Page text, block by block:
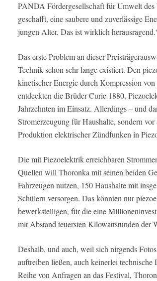
PANDA Fördergesellschaft für Umwelt
geschafft, eine saubere und zuverlässige
jungen Alter. Das ist wirklich
Das erste Problem an dieser
Technik schon sehr lange existiert. Den
kinetischer Energie durch Kompression
entdeckten die Brüder Curie 1880.
Jahrzehnten im Einsatz. Allerdings – und
Stromerzeugung für Haushalte, sondern
Produktion elektrischer Zündfunken in
Die mit Piezoelektrik erreichbaren
Quellen will Thoronka mit seinen beiden
Fahrzeugen nutzen, 150 Haushalte mit
Schülern versorgen. Das könnten nur
bewerkstelligen, für die eine
mit Abstand teuersten Kilowattstunden der
Deshalb, und auch, weil sich nirgends
auftreiben ließen, auch keinerlei
Reihe von Anfragen an das Festival,